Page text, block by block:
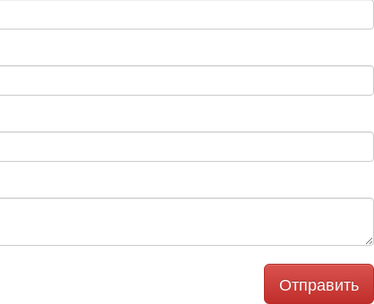
Отправить